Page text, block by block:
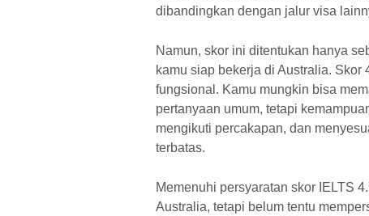
dibandingkan dengan jalur visa
Namun, skor ini ditentukan hanya
kamu siap bekerja di Australia.
fungsional. Kamu mungkin bisa
pertanyaan umum, tetapi
mengikuti percakapan, dan
terbatas.
Memenuhi persyaratan skor IELTS
Australia, tetapi belum tentu